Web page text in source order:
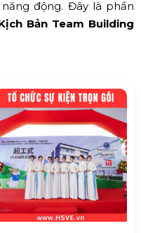
động. Đây là phần
Bản Team Building